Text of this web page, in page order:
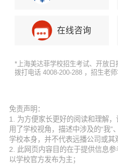
在线咨询
*上海美达菲学校招生考试、开放日
拨打电话 4008-200-288 ，招生老
免责声明：
1. 为方便家长更好的阅读和理解
用了学校视角，描述中涉及的“我”
学校本身，并不代表远播公司或其
2. 此网页内容目的在于提供信息
以学校官方发布为主；